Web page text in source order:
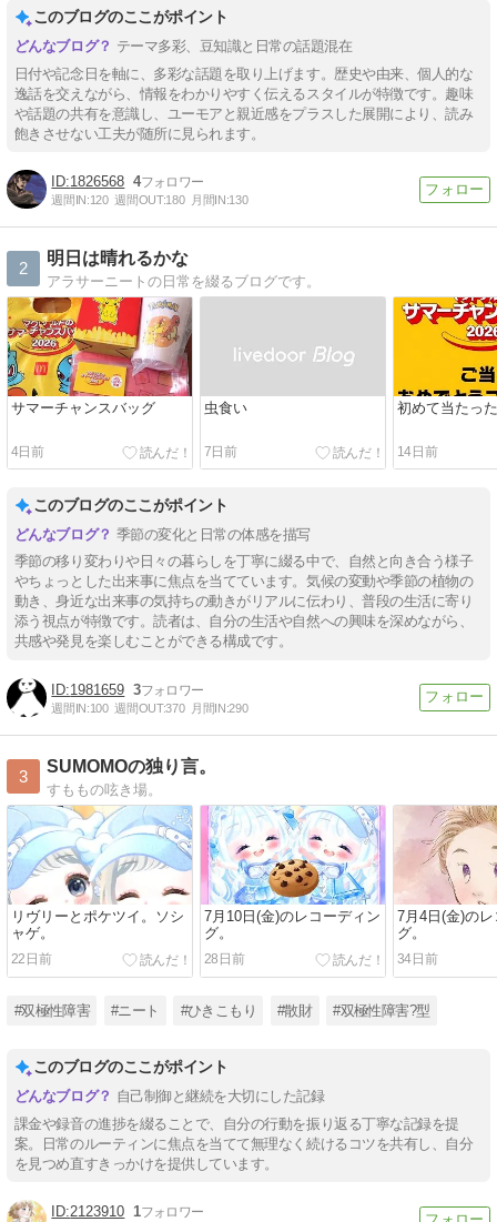
このブログのここがポイント
テーマ多彩、豆知識と日常の話題混在
日付や記念日を軸に、多彩な話題を取り上げます。歴史や由来、個人的な
逸話を交えながら、情報をわかりやすく伝えるスタイルが特徴です。趣味
や話題の共有を意識し、ユーモアと親近感をプラスした展開により、読み
飽きさせない工夫が随所に見られます。
1826568 4
週間IN:120 週間OUT:180 月間IN:130
2
明日は晴れるかな
アラサーニートの日常を綴るブログです。
サマーチャンスバッグ
4日前
虫食い
7日前
初めて当たった
14日前
このブログのここがポイント
季節の変化と日常の体感を描写
季節の移り変わりや日々の暮らしを丁寧に綴る中で、自然と向き合う様子
やちょっとした出来事に焦点を当てています。気候の変動や季節の植物の
動き、身近な出来事の気持ちの動きがリアルに伝わり、普段の生活に寄り
添う視点が特徴です。読者は、自分の生活や自然への興味を深めながら、
共感や発見を楽しむことができる構成です。
1981659 3
週間IN:100 週間OUT:370 月間IN:290
3
SUMOMOの独り言。
すももの呟き場。
リヴリーとポケツイ。ソシ
ャゲ。
22日前
7月10日(金)のレコーディン
グ。
28日前
7月4日(金)の
グ。
34日前
#双極性障害 #ニート #ひきこもり #散財 #双極性障害?型
このブログのここがポイント
自己制御と継続を大切にした記録
課金や録音の進捗を綴ることで、自分の行動を振り返る丁寧な記録を提
案。日常のルーティンに焦点を当てて無理なく続けるコツを共有し、自分
を見つめ直すきっかけを提供しています。
2123910 1